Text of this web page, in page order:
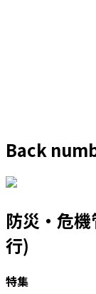
Back
防災・危
行)
特集